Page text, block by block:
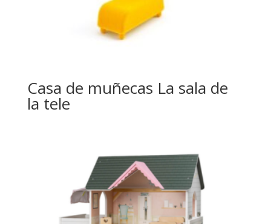
Casa de muñecas La sala de
la tele